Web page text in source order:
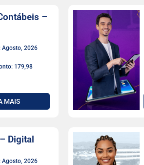
–
Agosto, 2026
179,98
MAIS
Digital
Agosto, 2026